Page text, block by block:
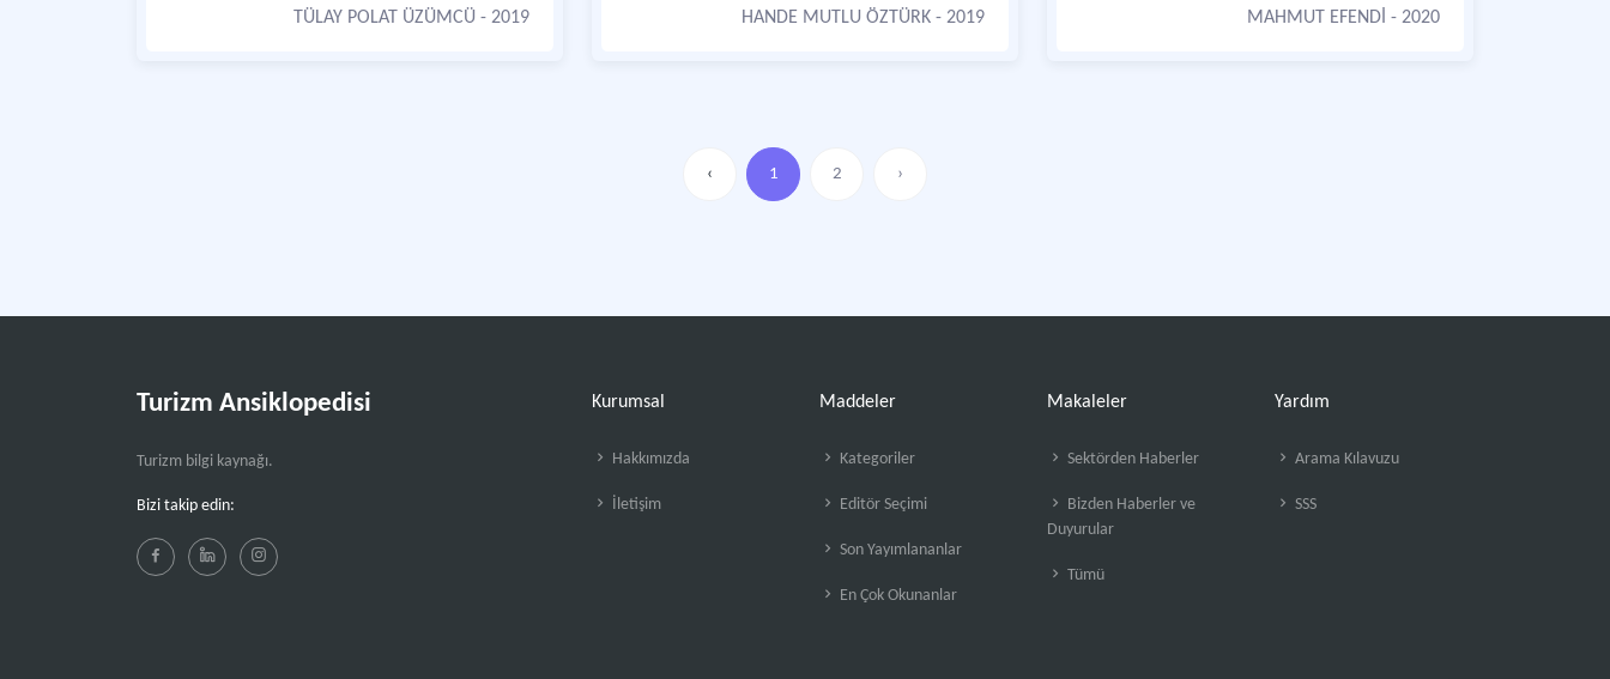
TÜLAY POLAT ÜZÜMCÜ - 2019 HANDE MUTLU ÖZTÜRK - 2019 MAHMUT EFENDİ - 2020
‹ 1 2 ›
Turizm Ansiklopedisi
Turizm bilgi kaynağı.
Bizi takip edin:
Kurumsal
Hakkımızda
İletişim
Maddeler
Kategoriler
Editör Seçimi
Son Yayımlananlar
En Çok Okunanlar
Makaleler
Sektörden Haberler
Bizden Haberler ve
Duyurular
Tümü
Yardım
Arama Kılavuzu
SSS